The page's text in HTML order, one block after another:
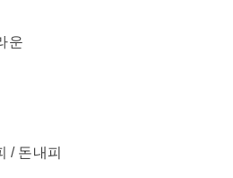
운
/ 돈내피